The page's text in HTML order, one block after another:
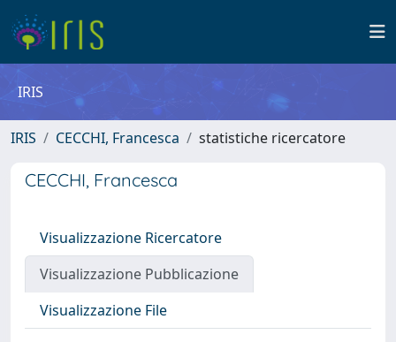
IRIS
IRIS CECCHI, Francesca statistiche ricercatore
CECCHI, Francesca
Visualizzazione Ricercatore
Visualizzazione Pubblicazione
Visualizzazione File